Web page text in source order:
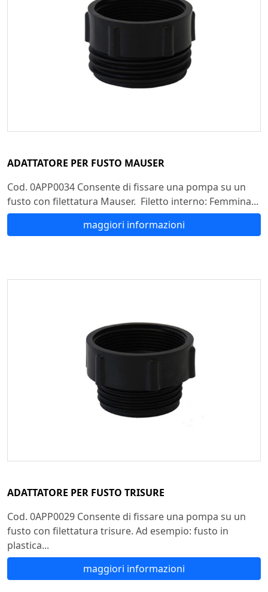
ADATTATORE PER FUSTO MAUSER
Cod. 0APP0034 Consente di fissare una pompa su un
fusto con filettatura Mauser. Filetto interno: Femmina...
maggiori informazioni
ADATTATORE PER FUSTO TRISURE
Cod. 0APP0029 Consente di fissare una pompa su un
fusto con filettatura trisure. Ad esempio: fusto in
plastica...
maggiori informazioni